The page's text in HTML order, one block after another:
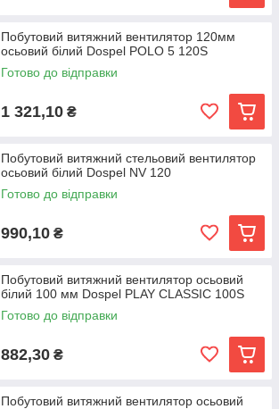
Побутовий витяжний вентилятор 120мм
осьовий білий Dospel POLO 5 120S
Готово до відправки
1 321,10 ₴
Побутовий витяжний стельовий вентилятор
осьовий білий Dospel NV 120
Готово до відправки
990,10 ₴
Побутовий витяжний вентилятор осьовий
білий 100 мм Dospel PLAY CLASSIC 100S
Готово до відправки
882,30 ₴
Побутовий витяжний вентилятор осьовий